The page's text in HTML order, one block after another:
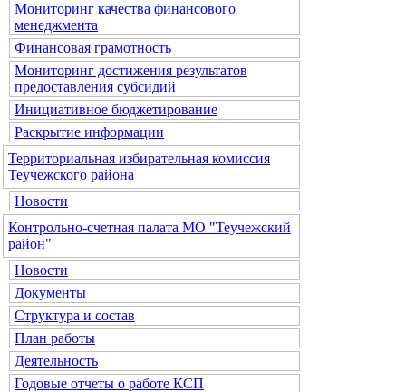
Мониторинг качества финансового
менеджмента
Финансовая грамотность
Мониторинг достижения результатов
предоставления субсидий
Инициативное бюджетирование
Раскрытие информации
Территориальная избирательная комиссия
Теучежского района
Новости
Контрольно-счетная палата МО "Теучежский
район"
Новости
Документы
Структура и состав
План работы
Деятельность
Годовые отчеты о работе КСП